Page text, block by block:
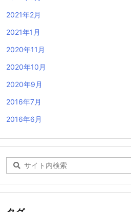
動削除設定。1/20の確率で削除される
2021年2月
2021年1月
2020年11月
2020年10月
2020年9月
2016年7月
2016年6月